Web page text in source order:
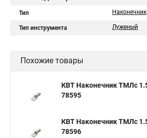
Тип Наконечник
Тип инструмента Луженый
Похожие товары
КВТ Наконечник ТМЛс
78595
КВТ Наконечник ТМЛс
78596